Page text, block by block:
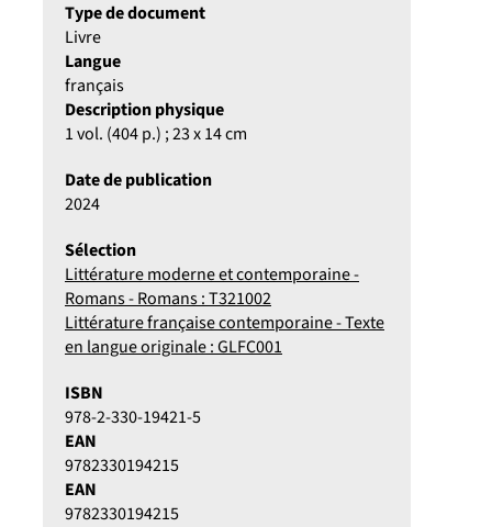
Type de document
Livre
Langue
français
Description physique
1 vol. (404 p.) ; 23 x 14 cm
Date de publication
2024
Sélection
Littérature moderne et contemporaine -
Romans - Romans : T321002
Littérature française contemporaine - Texte
en langue originale : GLFC001
ISBN
978-2-330-19421-5
EAN
9782330194215
EAN
9782330194215